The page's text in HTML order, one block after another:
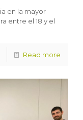
en la mayor
entre el 18 y el
Read more